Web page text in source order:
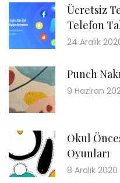
Ücretsiz
Telefon
24 Aralık
Punch
9 Haziran
Okul
Oyunları
8 Aralık 2020